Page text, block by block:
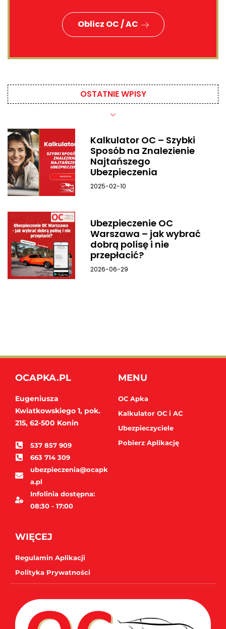
Oblicz OC / AC
OSTATNIE WPISY​
Kalkulator OC – Szybki
Sposób na Znalezienie
Najtańszego
Ubezpieczenia
2025-02-10
Ubezpieczenie OC
Warszawa – jak wybrać
dobrą polisę i nie
przepłacić?
2026-06-29
OCAPKA.PL
Eugeniusza
Kwiatkowskiego 1, pok.
215, 62-500 Konin
537 857 909
663 714 309
ubezpieczenia@ocapk
a.pl
Infolinia dostępna:
08:30 - 17:00
MENU
OC Apka
Kalkulator OC i AC
Ubezpieczyciele
Pobierz Aplikację
WIĘCEJ
Regulamin Aplikacji
Polityka Prywatności